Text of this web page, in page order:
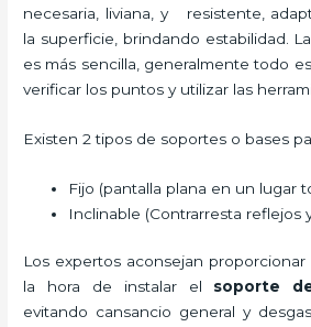
necesaria, liviana, y resistente,
la superficie, brindando estabilidad.
es más sencilla, generalmente todo
verificar los puntos y utilizar las
Existen 2 tipos de soportes o bases
Fijo (pantalla plana en un lugar
Inclinable (Contrarresta reflejos
Los expertos aconsejan proporcionar
la hora de instalar el soporte
evitando cansancio general y